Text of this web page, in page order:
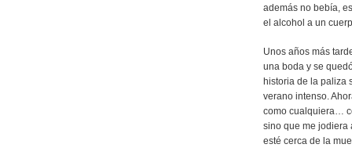
además no bebía,
el alcohol a un
Unos años más
una boda y se
historia de la paliza
verano intenso.
como cualquiera…
sino que me jodiera
esté cerca de la